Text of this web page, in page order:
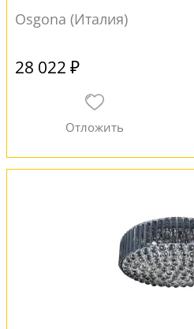
Osgona (Италия)
28 022 ₽